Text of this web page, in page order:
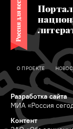
Портал
О ПРОЕКТЕ
Разработка сайта
МИА «Россия
Контент